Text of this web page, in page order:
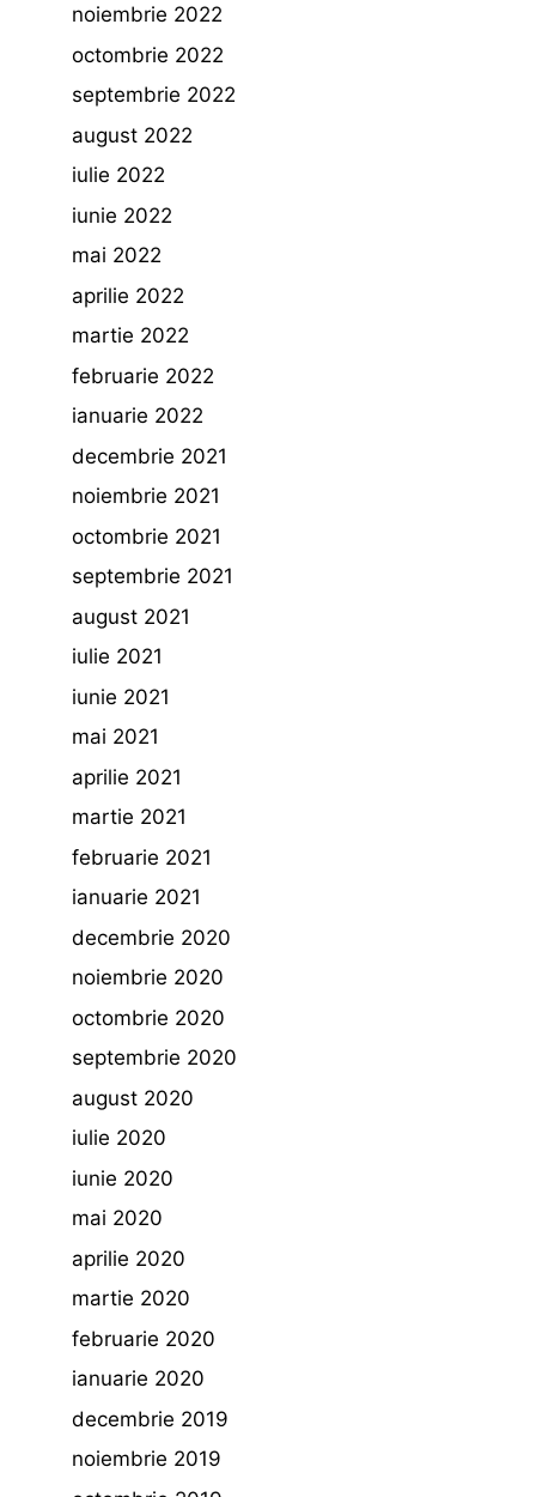
noiembrie 2022
octombrie 2022
septembrie 2022
august 2022
iulie 2022
iunie 2022
mai 2022
aprilie 2022
martie 2022
februarie 2022
ianuarie 2022
decembrie 2021
noiembrie 2021
octombrie 2021
septembrie 2021
august 2021
iulie 2021
iunie 2021
mai 2021
aprilie 2021
martie 2021
februarie 2021
ianuarie 2021
decembrie 2020
noiembrie 2020
octombrie 2020
septembrie 2020
august 2020
iulie 2020
iunie 2020
mai 2020
aprilie 2020
martie 2020
februarie 2020
ianuarie 2020
decembrie 2019
noiembrie 2019